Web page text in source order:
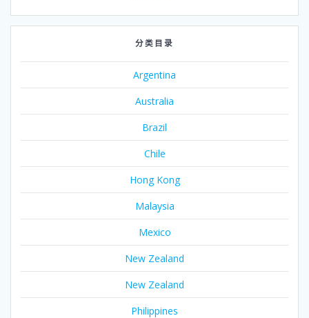
分类目录
Argentina
Australia
Brazil
Chile
Hong Kong
Malaysia
Mexico
New Zealand
New Zealand
Philippines